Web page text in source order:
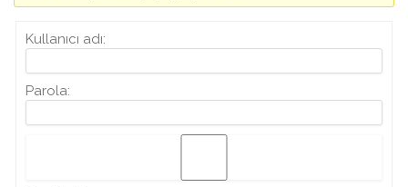
Kullanıcı adı:
Parola: